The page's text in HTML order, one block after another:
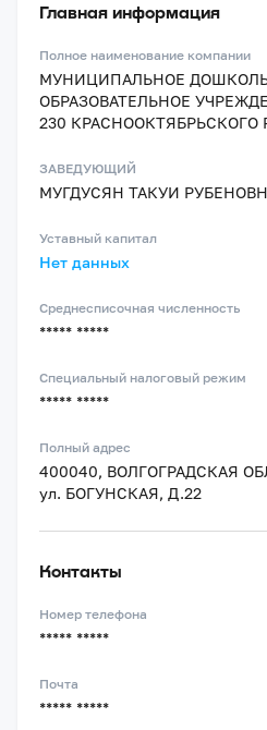
Главная информация
Полное наименование компании
МУНИЦИПАЛЬНОЕ
ОБРАЗОВАТЕЛЬНОЕ
230 КРАСНООКТЯБРЬСКОГО
ЗАВЕДУЮЩИЙ
МУГДУСЯН ТАКУИ
Уставный капитал
Нет данных
Среднесписочная численность
***** *****
Специальный налоговый режим
***** *****
Полный адрес
400040, ВОЛГОГРАДСКАЯ
ул. БОГУНСКАЯ, Д.22
Контакты
Номер телефона
***** *****
Почта
***** *****